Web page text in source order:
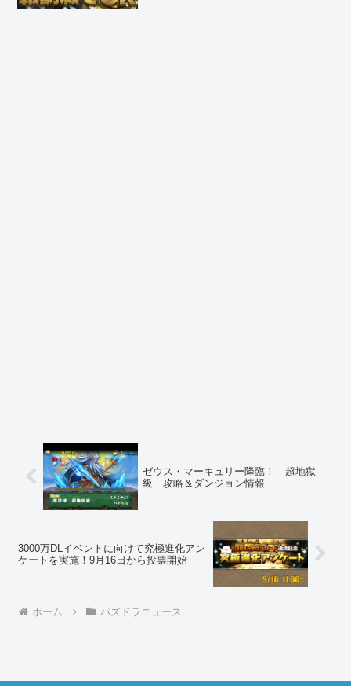
ゼウス・マーキュリー降臨！ 超地獄
級 攻略＆ダンジョン情報
3000万DLイベントに向けて究極進化アン
ケートを実施！9月16日から投票開始
ホーム パズドラニュース